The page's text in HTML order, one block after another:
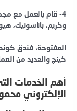
4- قام بالعمل مع
وكريم، باناسونيك،
المفتوحة، فندق
كينج والعديد من
أهم الخدمات
الإلكتروني